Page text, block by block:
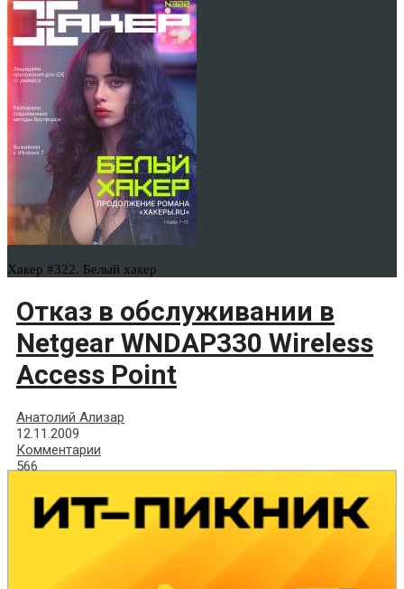
Хакер #322. Белый хакер
Отказ в обслуживании в
Netgear WNDAP330 Wireless
Access Point
Анатолий Ализар
12.11.2009
Комментарии
566